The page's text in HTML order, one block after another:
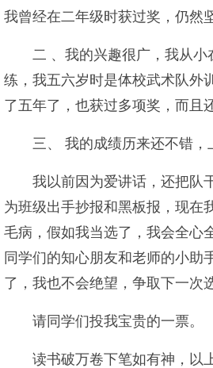
我曾经在二年级时获过奖，仍然
二 、我的兴趣很广，我从小
练，我五六岁时是体校武术队外
了五年了，也获过多项奖，而且
三、 我的成绩历来还不错，
我以前因为爱讲话，还把队
为班级出手抄报和黑板报，现在
毛病，假如我当选了，我会全心
同学们的知心朋友和老师的小助
了，我也不会绝望，争取下一次
请同学们投我宝贵的一票。
读书破万卷下笔如有神，以